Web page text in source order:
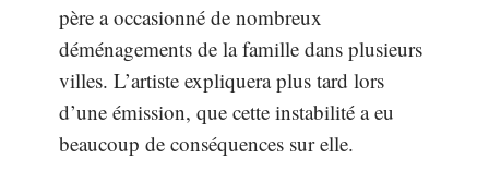
père a occasionné de nombreux
déménagements de la famille dans plusieurs
villes. L’artiste expliquera plus tard lors
d’une émission, que cette instabilité a eu
beaucoup de conséquences sur elle.